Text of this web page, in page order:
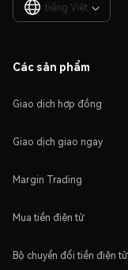
tiếng Việt 
Các sản phẩm
Giao dịch hợp đồng
Giao dịch giao ngay
Margin Trading
Mua tiền điện tử
Bộ chuyển đổi tiền điện tử